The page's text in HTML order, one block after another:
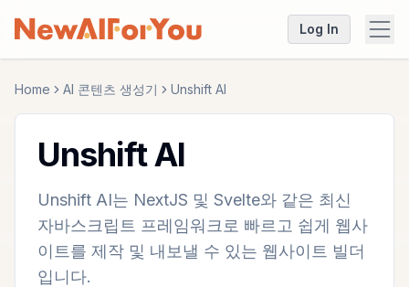
Log In
Home AI 콘텐츠 생성기 Unshift AI
Unshift AI
Unshift AI는 NextJS 및 Svelte와 같은 최신
자바스크립트 프레임워크로 빠르고 쉽게 웹사
이트를 제작 및 내보낼 수 있는 웹사이트 빌더
입니다.